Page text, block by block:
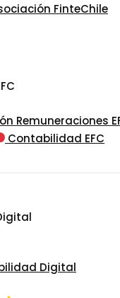
FinteChile
Remuneraciones
Contabilidad EFC
Digital